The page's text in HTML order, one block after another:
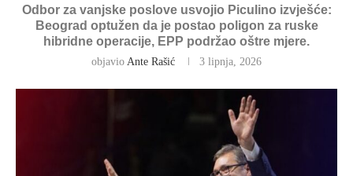
Odbor za vanjske poslove usvojio Piculino izvješće:
Beograd optužen da je postao poligon za ruske
hibridne operacije, EPP podržao oštre mjere.
objavio Ante Rašić 3 lipnja, 2026